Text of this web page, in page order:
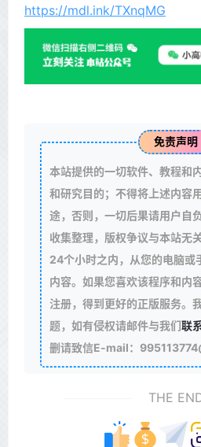
https://mdl.ink/TXnqMG
免责声明
本站提供的一切软件、教程和
和研究目的；不得将上述内容
途，否则，一切后果请用户自
收集整理，版权争议与本站无
24个小时之内，从您的电脑或
内容。如果您喜欢该程序和内
注册，得到更好的正版服务。
题，如有侵权请邮件与我们联
删请致信E-mail：
THE